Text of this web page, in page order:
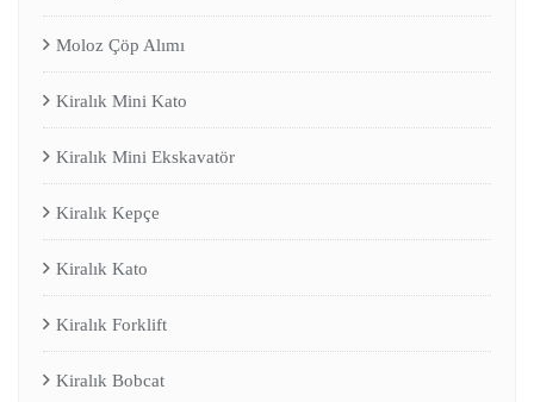
Moloz Çöp Alımı
Kiralık Mini Kato
Kiralık Mini Ekskavatör
Kiralık Kepçe
Kiralık Kato
Kiralık Forklift
Kiralık Bobcat